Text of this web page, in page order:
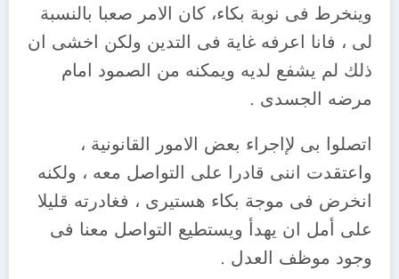
وينخرط فى نوبة بكاء، كان الامر صعبا بالنسبة
لى ، فانا اعرفه غاية فى التدين ولكن اخشى ان
ذلك لم يشفع لديه ويمكنه من الصمود امام
مرضه الجسدى .
اتصلوا بى لإاجراء بعض الامور القانونية ،
واعتقدت اننى قادرا على التواصل معه ، ولكنه
انخرض فى موجة بكاء هستيرى ، فغادرته قليلا
على أمل ان يهدأ ويستطيع التواصل معنا فى
وجود موظف العدل .